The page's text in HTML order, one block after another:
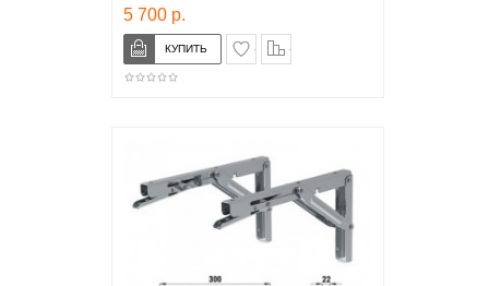
5 700 р.
в закладки